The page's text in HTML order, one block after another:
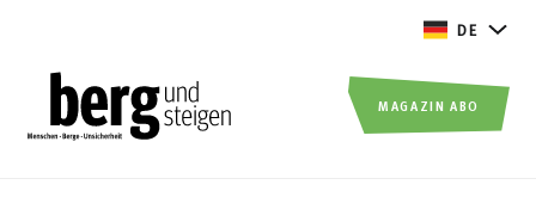
DE
MAGAZIN ABO